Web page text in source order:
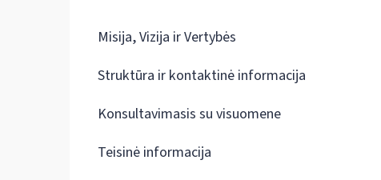
Misija, Vizija ir Vertybės
Struktūra ir kontaktinė informacija
Konsultavimasis su visuomene
Teisinė informacija